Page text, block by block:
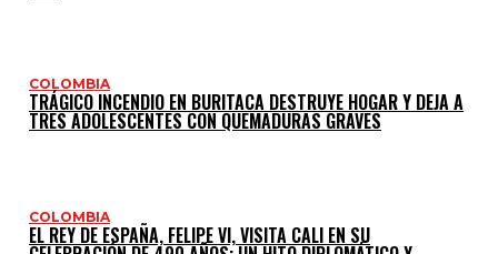
COLOMBIA
TRÁGICO INCENDIO EN BURITACA DESTRUYE HOGAR Y DEJA A
TRES ADOLESCENTES CON QUEMADURAS GRAVES
COLOMBIA
EL REY DE ESPAÑA, FELIPE VI, VISITA CALI EN SU